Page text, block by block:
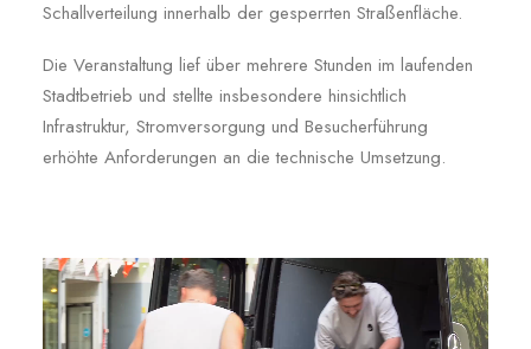
Schallverteilung innerhalb der gesperrten Straßenfläche.
Die Veranstaltung lief über mehrere Stunden im laufenden
Stadtbetrieb und stellte insbesondere hinsichtlich
Infrastruktur, Stromversorgung und Besucherführung
erhöhte Anforderungen an die technische Umsetzung.